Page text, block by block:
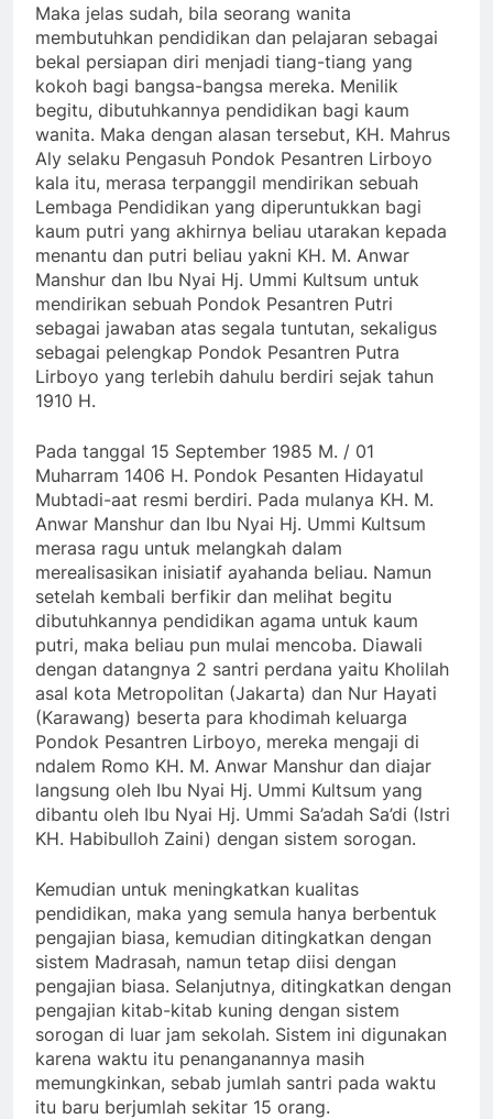
Maka jelas sudah, bila seorang wanita
membutuhkan pendidikan dan pelajaran sebagai
bekal persiapan diri menjadi tiang-tiang yang
kokoh bagi bangsa-bangsa mereka. Menilik
begitu, dibutuhkannya pendidikan bagi kaum
wanita. Maka dengan alasan tersebut, KH. Mahrus
Aly selaku Pengasuh Pondok Pesantren Lirboyo
kala itu, merasa terpanggil mendirikan sebuah
Lembaga Pendidikan yang diperuntukkan bagi
kaum putri yang akhirnya beliau utarakan kepada
menantu dan putri beliau yakni KH. M. Anwar
Manshur dan Ibu Nyai Hj. Ummi Kultsum untuk
mendirikan sebuah Pondok Pesantren Putri
sebagai jawaban atas segala tuntutan, sekaligus
sebagai pelengkap Pondok Pesantren Putra
Lirboyo yang terlebih dahulu berdiri sejak tahun
1910 H.
Pada tanggal 15 September 1985 M. / 01
Muharram 1406 H. Pondok Pesanten Hidayatul
Mubtadi-aat resmi berdiri. Pada mulanya KH. M.
Anwar Manshur dan Ibu Nyai Hj. Ummi Kultsum
merasa ragu untuk melangkah dalam
merealisasikan inisiatif ayahanda beliau. Namun
setelah kembali berfikir dan melihat begitu
dibutuhkannya pendidikan agama untuk kaum
putri, maka beliau pun mulai mencoba. Diawali
dengan datangnya 2 santri perdana yaitu Kholilah
asal kota Metropolitan (Jakarta) dan Nur Hayati
(Karawang) beserta para khodimah keluarga
Pondok Pesantren Lirboyo, mereka mengaji di
ndalem Romo KH. M. Anwar Manshur dan diajar
langsung oleh Ibu Nyai Hj. Ummi Kultsum yang
dibantu oleh Ibu Nyai Hj. Ummi Sa’adah Sa’di (Istri
KH. Habibulloh Zaini) dengan sistem sorogan.
Kemudian untuk meningkatkan kualitas
pendidikan, maka yang semula hanya berbentuk
pengajian biasa, kemudian ditingkatkan dengan
sistem Madrasah, namun tetap diisi dengan
pengajian biasa. Selanjutnya, ditingkatkan dengan
pengajian kitab-kitab kuning dengan sistem
sorogan di luar jam sekolah. Sistem ini digunakan
karena waktu itu penanganannya masih
memungkinkan, sebab jumlah santri pada waktu
itu baru berjumlah sekitar 15 orang.